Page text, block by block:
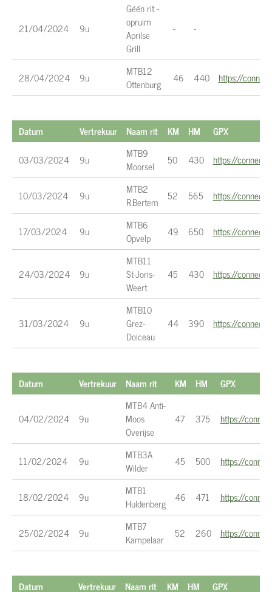
21/04/2024 9u
Géén rit -
opruim
Aprilse
Grill
- -
28/04/2024 9u
MTB12
Ottenburg
46 440 https://
Datum Vertrekuur Naam rit KM HM
GPX
03/03/2024
9u
MTB9
Moorsel
50 430 https://
10/03/2024 9u
MTB2
R.Bertem
52 565 https://
17/03/2024 9u
MTB6
Opvelp
49 650 https://
24/03/2024 9u
MTB11
St-Joris-
Weert
45 430 https://
31/03/2024 9u
MTB10
Grez-
Doiceau
44 390 https://
Datum Vertrekuur Naam rit KM HM GPX
04/02/2024 9u
MTB4 Anti-
Moos
Overijse
47 375 https://
11/02/2024 9u
MTB3A
Wilder
45 500 https://
18/02/2024 9u
MTB1
Huldenberg
46 471 https://
25/02/2024 9u
MTB7
Kampelaar
52 260 https://
Datum Vertrekuur Naam rit KM HM GPX